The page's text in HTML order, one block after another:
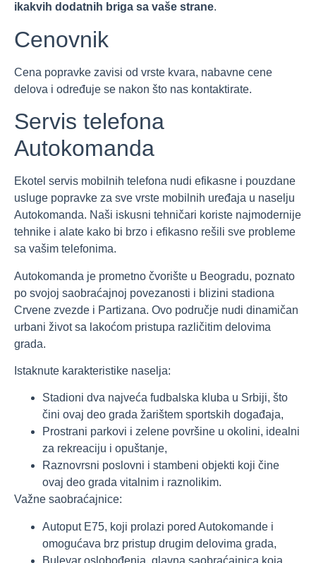
ikakvih dodatnih briga sa vaše strane.
Cenovnik
Cena popravke zavisi od vrste kvara, nabavne cene
delova i određuje se nakon što nas kontaktirate.
Servis telefona
Autokomanda
Ekotel servis mobilnih telefona nudi efikasne i pouzdane
usluge popravke za sve vrste mobilnih uređaja u naselju
Autokomanda. Naši iskusni tehničari koriste najmodernije
tehnike i alate kako bi brzo i efikasno rešili sve probleme
sa vašim telefonima.
Autokomanda je prometno čvorište u Beogradu, poznato
po svojoj saobraćajnoj povezanosti i blizini stadiona
Crvene zvezde i Partizana. Ovo područje nudi dinamičan
urbani život sa lakoćom pristupa različitim delovima
grada.
Istaknute karakteristike naselja:
Stadioni dva najveća fudbalska kluba u Srbiji, što
čini ovaj deo grada žarištem sportskih događaja,
Prostrani parkovi i zelene površine u okolini, idealni
za rekreaciju i opuštanje,
Raznovrsni poslovni i stambeni objekti koji čine
ovaj deo grada vitalnim i raznolikim.
Važne saobraćajnice:
Autoput E75, koji prolazi pored Autokomande i
omogućava brz pristup drugim delovima grada,
Bulevar oslobođenja, glavna saobraćajnica koja